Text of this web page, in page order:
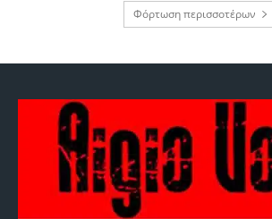
Φόρτωση περισσοτέρων